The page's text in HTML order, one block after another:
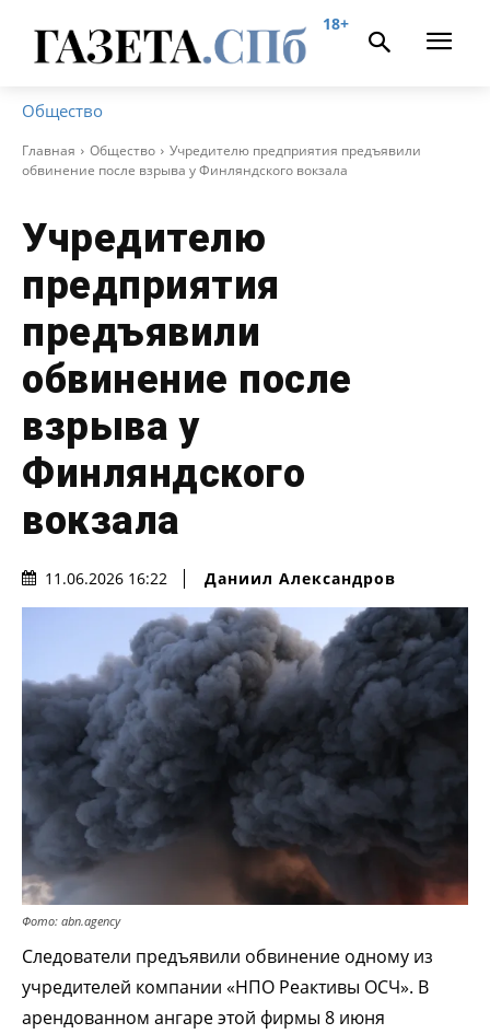
18+
Общество
Главная Общество
Учредителю предприятия предъявили
обвинение после взрыва у Финляндского вокзала
Учредителю
предприятия
предъявили
обвинение после
взрыва у
Финляндского
вокзала
11.06.2026 16:22 Даниил Александров
Фото: abn.agency
Следователи предъявили обвинение одному из
учредителей компании «НПО Реактивы ОСЧ». В
арендованном ангаре этой фирмы 8 июня